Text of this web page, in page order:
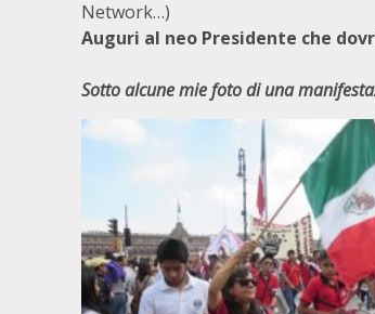
Network…)
Auguri al neo Presidente che
Sotto alcune mie foto di una